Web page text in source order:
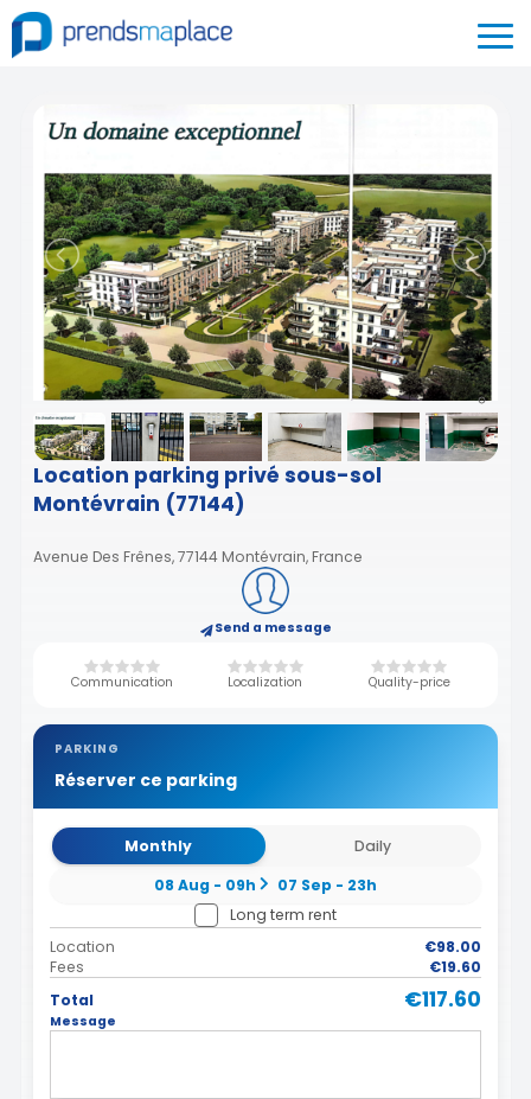
Location parking privé sous-sol
Montévrain (77144)
Avenue Des Frênes, 77144 Montévrain, France
Send a message
Communication Localization Quality-price
PARKING
Réserver ce parking
Monthly
Daily
08 Aug - 09h
07 Sep - 23h
Long term rent
Location
€98.00
Fees
€19.60
Total
€117.60
Message